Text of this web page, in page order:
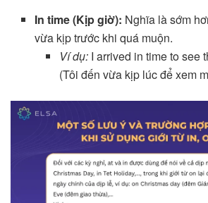
In time (Kịp giờ): Nghĩa là sớm
vừa kịp trước khi quá muộn.
Ví dụ:I arrived in time to see
(Tôi đến vừa kịp lúc để xem